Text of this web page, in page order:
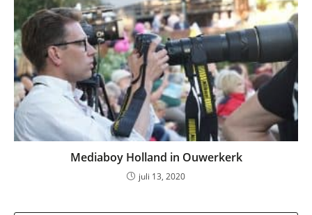
Mediaboy Holland in Ouwerkerk
juli 13, 2020